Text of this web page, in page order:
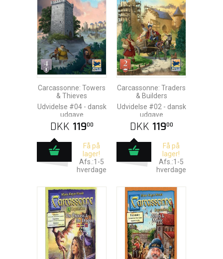
Carcassonne: Towers
& Thieves
Udvidelse #04 - dansk
udgave
DKK 11900
Få på
lager!
Afs.:1-5
hverdage
Carcassonne: Traders
& Builders
Udvidelse #02 - dansk
udgave
DKK 11900
Få på
lager!
Afs.:1-5
hverdage